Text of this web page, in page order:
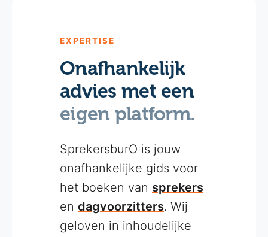
EXPERTISE
Onafhankelijk
advies met een
eigen platform.
SprekersburO is jouw
onafhankelijke gids voor
het boeken van sprekers
en dagvoorzitters. Wij
geloven in inhoudelijke